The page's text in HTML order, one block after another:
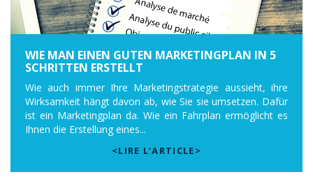
WIE MAN EINEN GUTEN MARKETINGPLAN IN 5
SCHRITTEN ERSTELLT
Wie auch immer Ihre Marketingstrategie aussieht, ihre
Wirksamkeit hängt davon ab, wie Sie sie umsetzen. Dafür
ist ein Marketingplan da. Wie ein Fahrplan ermöglicht es
Ihnen die Erstellung eines...
<LIRE L’ARTICLE>